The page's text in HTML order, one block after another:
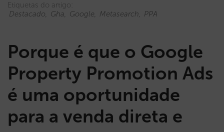
Etiquetas do artigo:
Destacado
Gha Google Metasearch PPA
Porque é que o Google
Property Promotion Ads
é uma oportunidade
para a venda direta e